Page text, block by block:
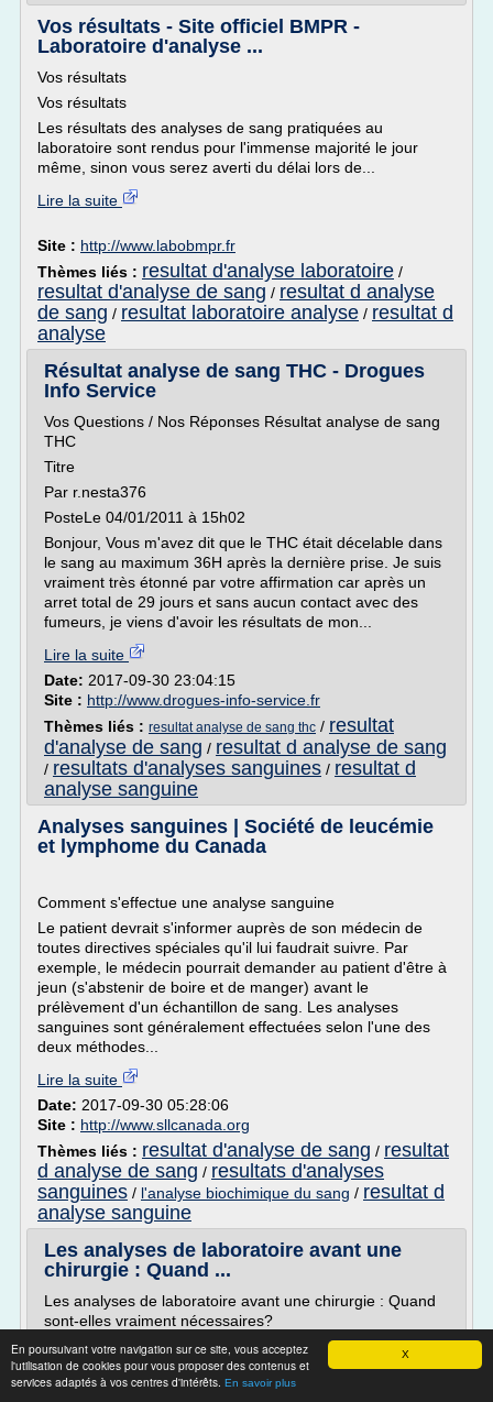
X
En poursuivant votre navigation sur ce site, vous acceptez
l'utilisation de cookies pour vous proposer des contenus et
services adaptés à vos centres d'intérêts. En savoir plus
Vos résultats - Site officiel BMPR -
Laboratoire d'analyse ...
Vos résultats
Vos résultats
Les résultats des analyses de sang pratiquées au
laboratoire sont rendus pour l'immense majorité le jour
même, sinon vous serez averti du délai lors de...
Lire la suite
Site : http://www.labobmpr.fr
Thèmes liés : resultat d'analyse laboratoire /
resultat d'analyse de sang / resultat d analyse
de sang / resultat laboratoire analyse / resultat d
analyse
Résultat analyse de sang THC - Drogues
Info Service
Vos Questions / Nos Réponses Résultat analyse de sang
THC
Titre
Par r.nesta376
PosteLe 04/01/2011 à 15h02
Bonjour, Vous m'avez dit que le THC était décelable dans
le sang au maximum 36H après la dernière prise. Je suis
vraiment très étonné par votre affirmation car après un
arret total de 29 jours et sans aucun contact avec des
fumeurs, je viens d'avoir les résultats de mon...
Lire la suite
Date: 2017-09-30 23:04:15
Site : http://www.drogues-info-service.fr
Thèmes liés : resultat analyse de sang thc / resultat
d'analyse de sang / resultat d analyse de sang
/ resultats d'analyses sanguines / resultat d
analyse sanguine
Analyses sanguines | Société de leucémie
et lymphome du Canada
Comment s'effectue une analyse sanguine
Le patient devrait s'informer auprès de son médecin de
toutes directives spéciales qu'il lui faudrait suivre. Par
exemple, le médecin pourrait demander au patient d'être à
jeun (s'abstenir de boire et de manger) avant le
prélèvement d'un échantillon de sang. Les analyses
sanguines sont généralement effectuées selon l'une des
deux méthodes...
Lire la suite
Date: 2017-09-30 05:28:06
Site : http://www.sllcanada.org
Thèmes liés : resultat d'analyse de sang / resultat
d analyse de sang / resultats d'analyses
sanguines / l'analyse biochimique du sang / resultat d
analyse sanguine
Les analyses de laboratoire avant une
chirurgie : Quand ...
Les analyses de laboratoire avant une chirurgie : Quand
sont-elles vraiment nécessaires?
Search Choosing Wisely
Partager sur Facebook Partager sur Twitter Télécharger
la version (pdf)